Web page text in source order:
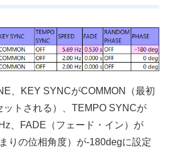
、KEY SYNCがCOMMON（最初
ットされる）、TEMPO SYNCが
、FADE（フェード・イン）が
りの位相角度）が-180degに設定